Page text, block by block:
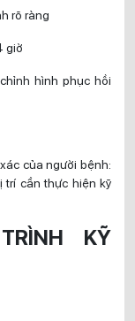
rõ ràng
giờ
hình phục hồi
của người bệnh:
trí cần thực hiện kỹ
KỸ